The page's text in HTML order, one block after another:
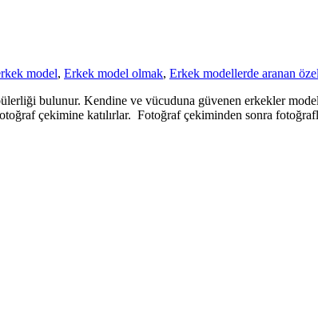
model, Erkek model olmak, Erkek modellerde aranan
bulunur. Kendine ve vücuduna güvenen erkekler
çekimine katılırlar. Fotoğraf çekiminden sonra